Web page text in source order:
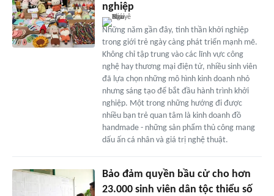
nghiệp
Những năm gần đây, tinh thần khởi nghiệp
trong giới trẻ ngày càng phát triển mạnh mẽ.
Không chỉ tập trung vào các lĩnh vực công
nghệ hay thương mại điện tử, nhiều sinh viên
đã lựa chọn những mô hình kinh doanh nhỏ
nhưng sáng tạo để bắt đầu hành trình khởi
nghiệp. Một trong những hướng đi được
nhiều bạn trẻ quan tâm là kinh doanh đồ
handmade - những sản phẩm thủ công mang
dấu ấn cá nhân và giá trị nghệ thuật.
Bảo đảm quyền bầu cử cho hơn
23.000 sinh viên dân tộc thiểu số